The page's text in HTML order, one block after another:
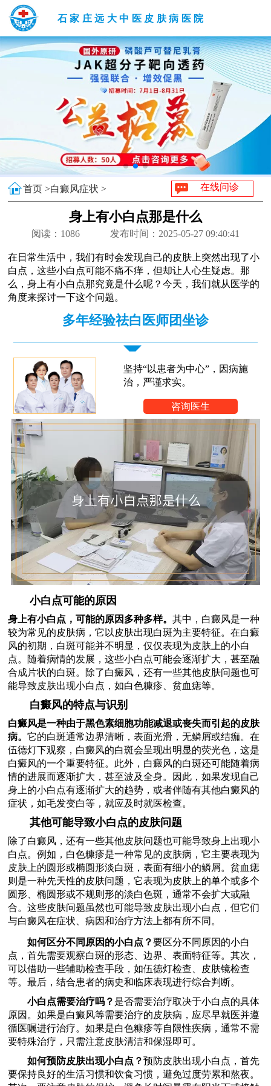
石家庄远大中医皮肤病医院
首页 >白癜风症状 > 在线问诊
身上有小白点那是什么
阅读： 1086 发布时间：2025-05-27 09:40:41
在日常生活中，我们有时会发现自己的皮肤上突然出现了小
白点，这些小白点可能不痛不痒，但却让人心生疑虑。那
么，身上有小白点那究竟是什么呢？今天，我们就从医学的
角度来探讨一下这个问题。
多年经验祛白医师团坐诊
坚持“以患者为中心”，因病施
治，严谨求实。
咨询医生
小白点可能的原因
身上有小白点，可能的原因多种多样。其中，白癜风是一种
较为常见的皮肤病，它以皮肤出现白斑为主要特征。在白癜
风的初期，白斑可能并不明显，仅仅表现为皮肤上的小白
点。随着病情的发展，这些小白点可能会逐渐扩大，甚至融
合成片状的白斑。除了白癜风，还有一些其他皮肤问题也可
能导致皮肤出现小白点，如白色糠疹、贫血痣等。
白癜风的特点与识别
白癜风是一种由于黑色素细胞功能减退或丧失而引起的皮肤
病。它的白斑通常边界清晰，表面光滑，无鳞屑或结痂。在
伍德灯下观察，白癜风的白斑会呈现出明显的荧光色，这是
白癜风的一个重要特征。此外，白癜风的白斑还可能随着病
情的进展而逐渐扩大，甚至波及全身。因此，如果发现自己
身上的小白点有逐渐扩大的趋势，或者伴随有其他白癜风的
症状，如毛发变白等，就应及时就医检查。
其他可能导致小白点的皮肤问题
除了白癜风，还有一些其他皮肤问题也可能导致身上出现小
白点。例如，白色糠疹是一种常见的皮肤病，它主要表现为
皮肤上的圆形或椭圆形淡白斑，表面有细小的鳞屑。贫血痣
则是一种先天性的皮肤问题，它表现为皮肤上的单个或多个
圆形、椭圆形或不规则形的淡白色斑，通常不会扩大或融
合。这些皮肤问题虽然也可能导致皮肤出现小白点，但它们
与白癜风在症状、病因和治疗方法上都有所不同。
如何区分不同原因的小白点？要区分不同原因的小白
点，首先需要观察白斑的形态、边界、表面特征等。其次，
可以借助一些辅助检查手段，如伍德灯检查、皮肤镜检查
等。最后，结合患者的病史和临床表现进行综合判断。
小白点需要治疗吗？ 是否需要治疗取决于小白点的具体
原因。如果是白癜风等需要治疗的皮肤病，应尽早就医并遵
循医嘱进行治疗。如果是白色糠疹等自限性疾病，通常不需
要特殊治疗，只需注意皮肤清洁和保湿即可。
如何预防皮肤出现小白点？预防皮肤出现小白点，首先
要保持良好的生活习惯和饮食习惯，避免过度劳累和熬夜。